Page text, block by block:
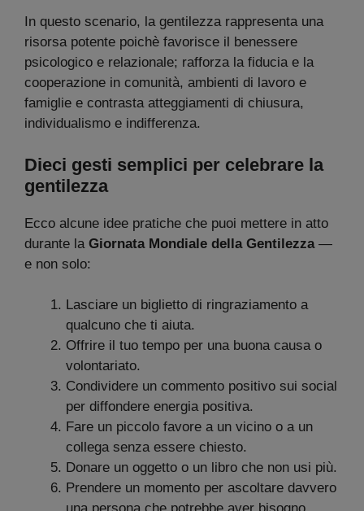
In questo scenario, la gentilezza rappresenta una
risorsa potente poichè favorisce il benessere
psicologico e relazionale; rafforza la fiducia e la
cooperazione in comunità, ambienti di lavoro e
famiglie e contrasta atteggiamenti di chiusura,
individualismo e indifferenza.
Dieci gesti semplici per celebrare la
gentilezza
Ecco alcune idee pratiche che puoi mettere in atto
durante la Giornata Mondiale della Gentilezza—
e non solo:
Lasciare un biglietto di ringraziamento a
qualcuno che ti aiuta.
Offrire il tuo tempo per una buona causa o
volontariato.
Condividere un commento positivo sui social
per diffondere energia positiva.
Fare un piccolo favore a un vicino o a un
collega senza essere chiesto.
Donare un oggetto o un libro che non usi più.
Prendere un momento per ascoltare davvero